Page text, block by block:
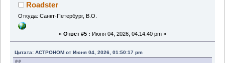
Roadster
Откуда: Санкт-Петербург, В.О.
« Ответ #5 : Июня 04, 2026, 04:14:40 pm »
Цитата: ACTPOHOM от Июня 04, 2026, 01:50:17 pm